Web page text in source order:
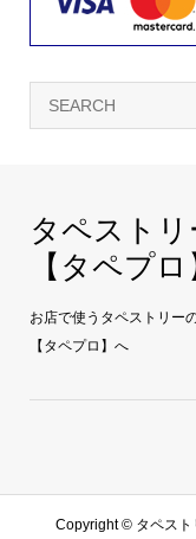
タペスト
【タペプロ
お店で使うタペストリー
【タペプロ】へ
Copyright © タペス